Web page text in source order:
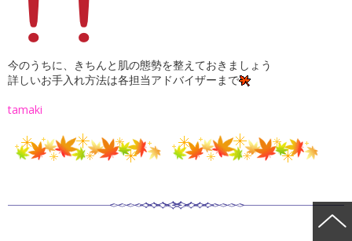
今のうちに、きちんと肌の態勢を整えておきましょう
詳しいお手入れ方法は各担当アドバイザーまで
tamaki